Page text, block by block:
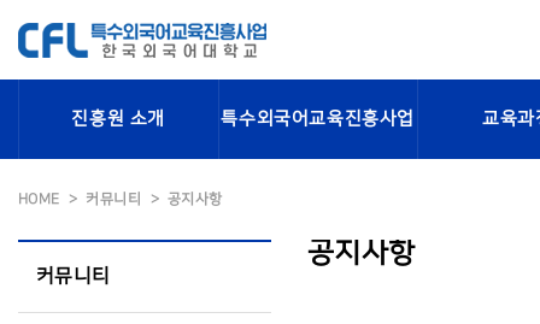
진흥원 소개 특수외국어교육진흥사업 교육과
HOME 커뮤니티 공지사항
커뮤니티
공지사항